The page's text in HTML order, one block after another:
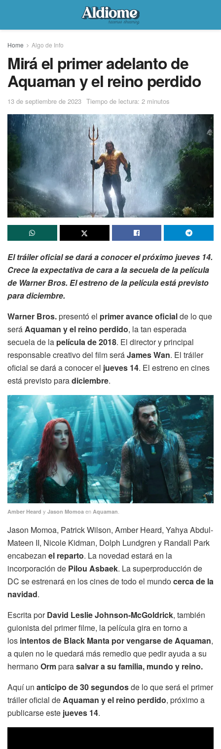
Home Algo de Info
Mirá el primer adelanto de
Aquaman y el reino perdido
13 de septiembre de 2023 Tiempo de lectura: 2 minutos
El tráiler oficial se dará a conocer el próximo jueves 14.
Crece la expectativa de cara a la secuela de la película
de Warner Bros. El estreno de la película está previsto
para diciembre.
Warner Bros.presentó el primer avance oficialde lo que
seráAquaman y el reino perdido, la tan esperada
secuela de la película de 2018. El director y principal
responsable creativo del film seráJames Wan. El tráiler
oficial se dará a conocer el jueves 14. El estreno en cines
está previsto paradiciembre.
Amber Heard y Jason Momoa en Aquaman.
Jason Momoa, Patrick Wilson, Amber Heard, Yahya Abdul-
Mateen II, Nicole Kidman, Dolph Lundgren y Randall Park
encabezan el reparto. La novedad estará en la
incorporación de Pilou Asbaek. La superproducción de
DC se estrenará en los cines de todo el mundocerca de la
navidad.
Escrita porDavid Leslie Johnson-McGoldrick, también
guionista del primer filme, la película gira en torno a
los intentos de Black Manta por vengarse de Aquaman,
a quien no le quedará más remedio que pedir ayuda a su
hermanoOrmparasalvar a su familia, mundo y reino.
Aquí un anticipo de 30 segundosde lo que será el primer
tráiler oficial deAquaman y el reino perdido, próximo a
publicarse este jueves 14.